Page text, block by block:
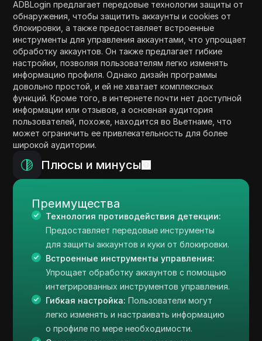
ADBLogin предлагает передовые технологии защиты от
обнаружения, чтобы защитить аккаунты и cookies от
блокировки, а также предоставляет встроенные
инструменты для управления аккаунтами, что упрощает
обработку аккаунтов. Он также предлагает гибкие
настройки, позволяя пользователям легко изменять
информацию профиля. Однако дизайн программы
довольно простой, и ей не хватает комплексных
функций. Кроме того, в интернете почти нет доступной
информации или отзывов, а основная аудитория
пользователей, похоже, находится во Вьетнаме, что
может ограничить ее привлекательность для более
широкой аудитории.
Плюсы и минусы
Преимущества
Технология противодействия детекции:
Предоставляет передовые инструменты
для защиты аккаунтов и куки от блокировки.
Встроенные инструменты управления:
Упрощает обработку аккаунтов с помощью
интегрированных инструментов управления.
Гибкая настройка: Пользователи могут
легко изменять и настраивать информацию
о профиле по мере необходимости.